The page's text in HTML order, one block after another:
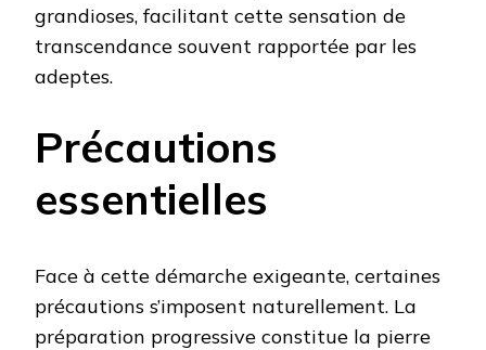
grandioses, facilitant cette sensation de
transcendance souvent rapportée par les
adeptes.
Précautions
essentielles
Face à cette démarche exigeante, certaines
précautions s’imposent naturellement. La
préparation progressive constitue la pierre